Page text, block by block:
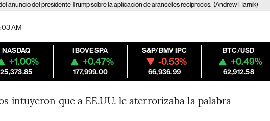
anuncio del presidente Trump sobre la aplicación de aranceles recíprocos. (Andrew Harnik)
AM
NASDAQ
+1.00%
25,373.85
IBOVESPA
+0.47%
177,999.00
S&P/BMV IPC
-0.53%
66,936.99
BTC/USD
+0.49%
62,912.58
intuyeron que a EE.UU. le aterrorizaba la palabra